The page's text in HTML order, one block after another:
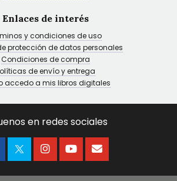
Enlaces de interés
y condiciones de uso
protección de datos personales
Condiciones de compra
de envío y entrega
accedo a mis libros digitales
en redes sociales